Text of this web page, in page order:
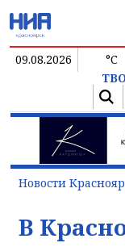
09.08.2026 °C
Новости
В